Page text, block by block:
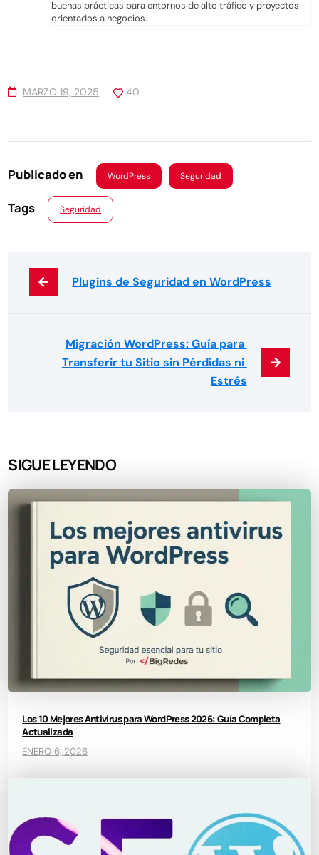
buenas prácticas para entornos de alto tráfico y proyectos
orientados a negocios.
MARZO 19, 2025 40
Publicado en WordPress Seguridad
Tags Seguridad
Plugins de Seguridad en WordPress
Migración WordPress: Guía para
Transferir tu Sitio sin Pérdidas ni
Estrés
SIGUE LEYENDO
Los 10 Mejores Antivirus para WordPress 2026: Guía Completa
Actualizada
ENERO 6, 2026